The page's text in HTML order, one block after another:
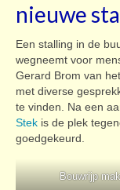
nieuwe
Een stalling in de
wegneemt voor
Gerard Brom van
met diverse
te vinden. Na een
Stek is de plek
goedgekeurd.
Bouwrijp